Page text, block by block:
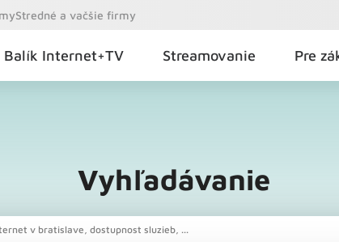
Stredné a vačšie firmy
Balík Internet+TV Streamovanie Pre
Vyhľadávanie
v bratislave, dostupnost sluzieb, ...